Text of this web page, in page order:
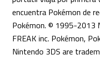
encuentra Pokémon de
Pokémon. © 1995-2013
FREAK inc. Pokémon,
Nintendo 3DS are